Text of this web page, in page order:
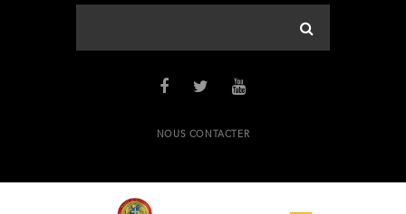
NOUS CONTACTER